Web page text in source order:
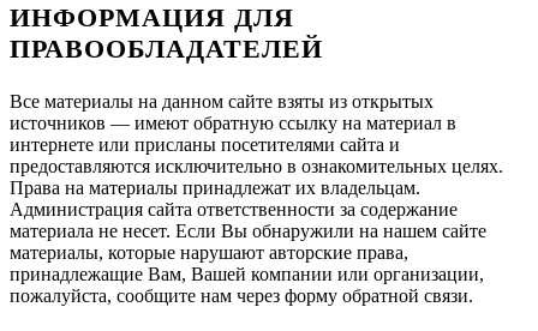
ИНФОРМАЦИЯ ДЛЯ
ПРАВООБЛАДАТЕЛЕЙ
Все материалы на данном сайте взяты из открытых
источников — имеют обратную ссылку на материал в
интернете или присланы посетителями сайта и
предоставляются исключительно в ознакомительных целях.
Права на материалы принадлежат их владельцам.
Администрация сайта ответственности за содержание
материала не несет. Если Вы обнаружили на нашем сайте
материалы, которые нарушают авторские права,
принадлежащие Вам, Вашей компании или организации,
пожалуйста, сообщите нам через форму обратной связи.